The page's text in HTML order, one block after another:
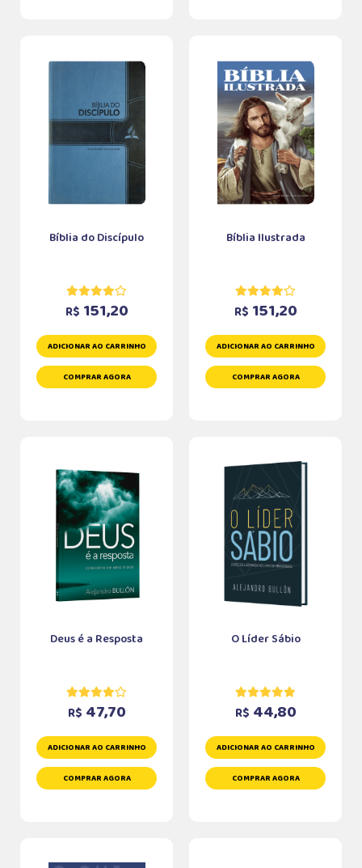
Bíblia do Discípulo
R$ 151,20
ADICIONAR AO CARRINHO
COMPRAR AGORA
Bíblia Ilustrada
R$ 151,20
ADICIONAR AO CARRINHO
COMPRAR AGORA
Deus é a Resposta
R$ 47,70
ADICIONAR AO CARRINHO
COMPRAR AGORA
O Líder Sábio
R$ 44,80
ADICIONAR AO CARRINHO
COMPRAR AGORA